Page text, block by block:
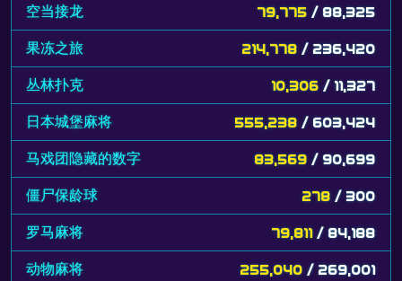
空当接龙 79,775 / 88,325
果冻之旅 214,778 / 236,420
丛林扑克 10,306 / 11,327
日本城堡麻将 555,238 / 603,424
马戏团隐藏的数字 83,569 / 90,699
僵尸保龄球 278 / 300
罗马麻将 79,811 / 84,188
动物麻将 255,040 / 269,001